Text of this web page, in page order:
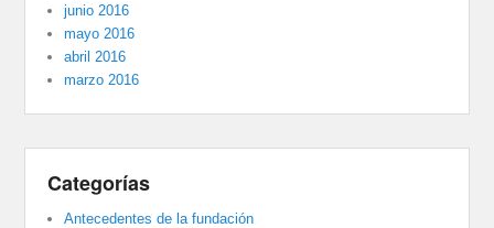
junio 2016
mayo 2016
abril 2016
marzo 2016
Categorías
Antecedentes de la fundación